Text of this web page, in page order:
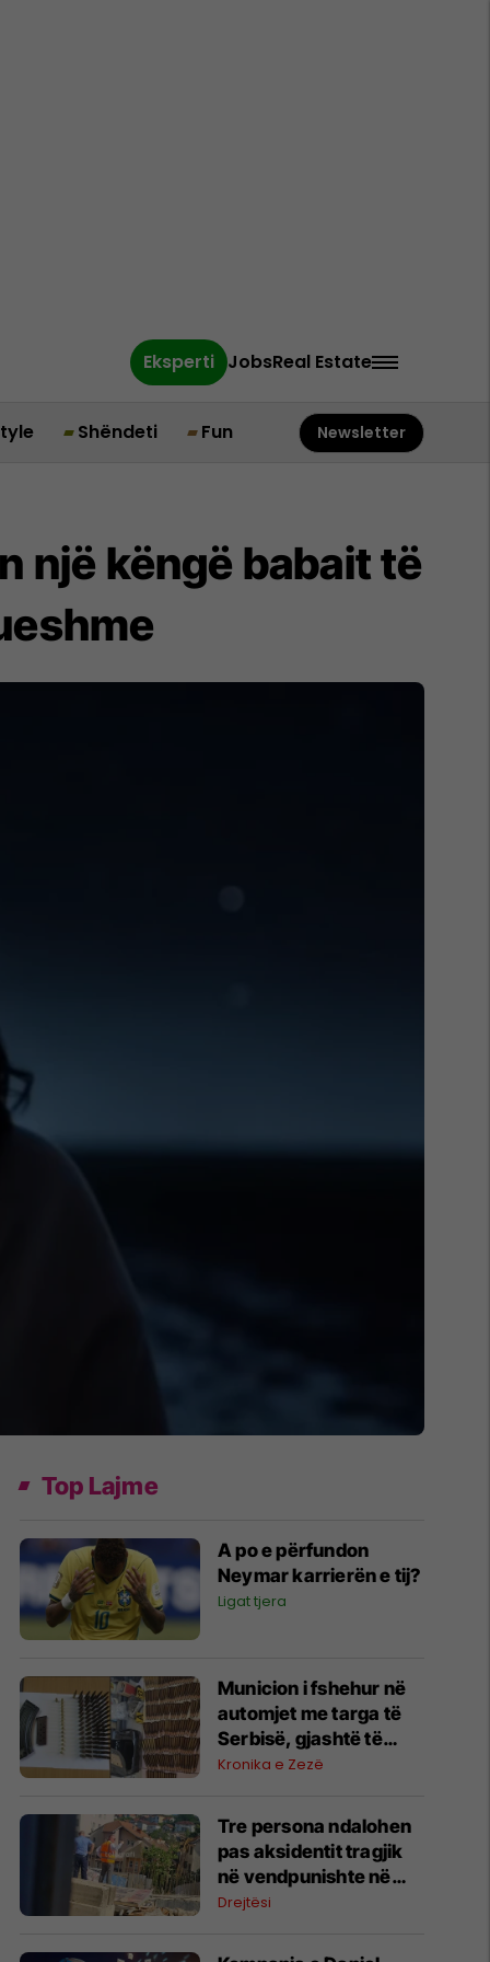
Eksperti JobsReal Estate
Shëndeti Fun Newsletter
një këngë babait të
Top Lajme
A po e përfundon
Neymar karrierën e tij?
Ligat tjera
Municion i fshehur në
automjet me targa të
Serbisë, gjashtë të
arrestuar në Prishtinë
Kronika e Zezë
Tre persona ndalohen
pas aksidentit tragjik
në vendpunishte në
Prishtinë, Prokuroria
Drejtësi